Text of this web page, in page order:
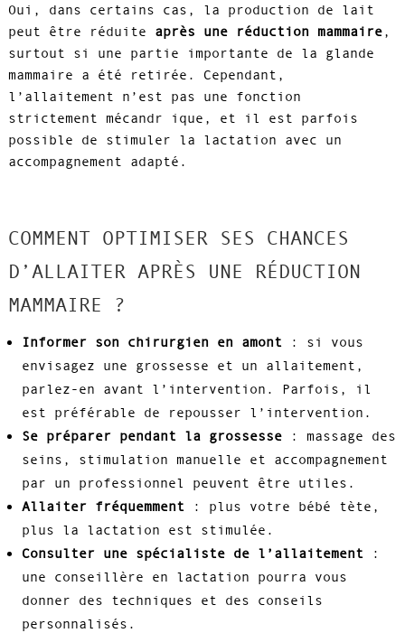
Oui, dans certains cas, la production de lait
peut être réduite après une réduction mammaire,
surtout si une partie importante de la glande
mammaire a été retirée. Cependant,
l’allaitement n’est pas une fonction
strictement mécandr ique, et il est parfois
possible de stimuler la lactation avec un
accompagnement adapté.
COMMENT OPTIMISER SES CHANCES
D’ALLAITER APRÈS UNE RÉDUCTION
MAMMAIRE ?
Informer son chirurgien en amont : si vous
envisagez une grossesse et un allaitement,
parlez-en avant l’intervention. Parfois, il
est préférable de repousser l’intervention.
Se préparer pendant la grossesse: massage des
seins, stimulation manuelle et accompagnement
par un professionnel peuvent être utiles.
Allaiter fréquemment : plus votre bébé tète,
plus la lactation est stimulée.
Consulter une spécialiste de l’allaitement :
une conseillère en lactation pourra vous
donner des techniques et des conseils
personnalisés.